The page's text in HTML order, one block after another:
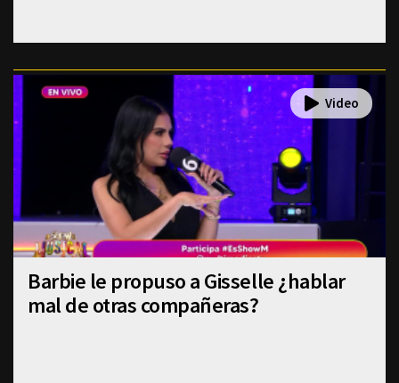
Barbie le propuso a Gisselle ¿hablar
mal de otras compañeras?